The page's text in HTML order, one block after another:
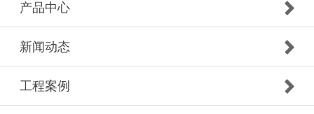
产品中心
新闻动态
工程案例